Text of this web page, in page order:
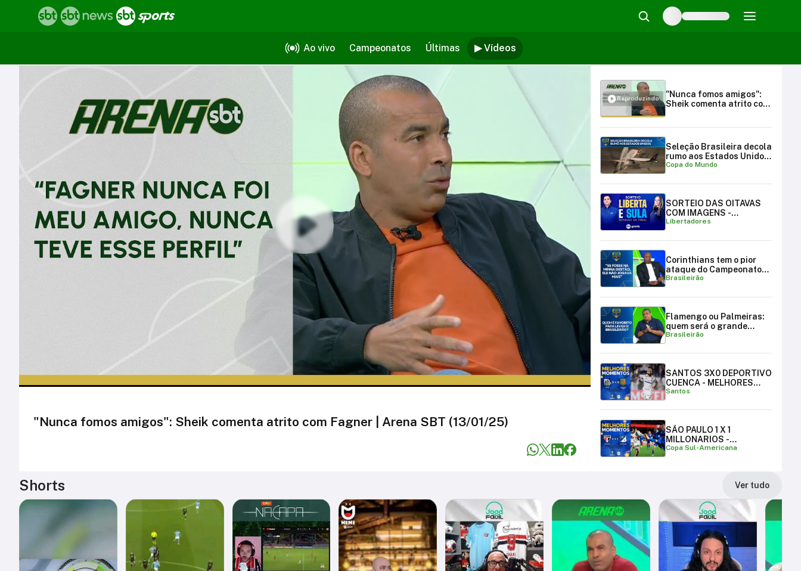
Ao vivo Campeonatos Últimas ▶ Vídeos
Vídeos
"Nunca fomos amigos": Sheik comenta atrito com Fagner | Arena SBT (13/01/25)
Reproduzindo
"Nunca fomos amigos":
Sheik comenta atrito com
Seleção Brasileira decola
rumo aos Estados Unidos
para a Copa do Mundo
Copa do Mundo
SORTEIO DAS OITAVAS
COM IMAGENS -
LIBERTADORES E
Libertadores
Corinthians tem o pior
ataque do Campeonato
Brasileiro
Brasileirão
Flamengo ou Palmeiras:
quem será o grande
campeão brasileiro?
Brasileirão
SANTOS 3X0 DEPORTIVO
CUENCA - MELHORES
MOMENTOS
Santos
SÃO PAULO 1 X 1
MILLONARIOS -
MELHORES MOMENTOS |
Copa Sul-Americana
Shorts Ver tudo